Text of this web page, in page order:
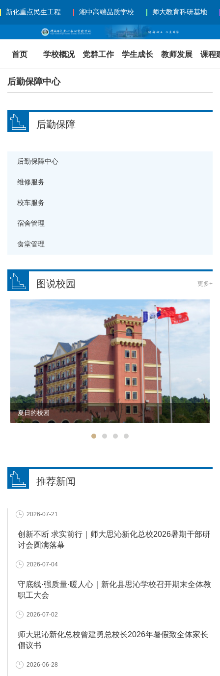
新化重点民生工程 湘中高端品质学校 师大教育科研基地
首页 学校概况 党群工作 学生成长 教师发展 课程
后勤保障中心
后勤保障
后勤保障中心
维修服务
校车服务
宿舍管理
食堂管理
更多+
图说校园
夏日的校园
推荐新闻
2026-07-21
创新不断 求实前行｜师大思沁新化总校2026暑期干部研
讨会圆满落幕
2026-07-04
守底线·强质量·暖人心｜新化县思沁学校召开期末全体教
职工大会
2026-07-02
师大思沁新化总校曾建勇总校长2026年暑假致全体家长
倡议书
2026-06-28